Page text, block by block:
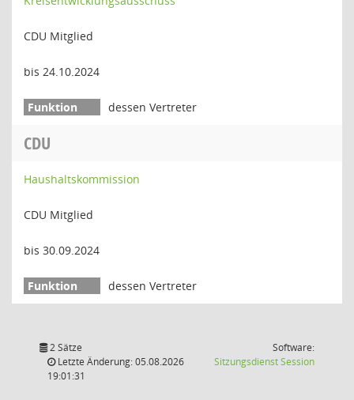
CDU Mitglied
bis 24.10.2024
dessen Vertreter
CDU
Haushaltskommission
CDU Mitglied
bis 30.09.2024
dessen Vertreter
2 Sätze
Letzte Änderung: 05.08.2026
19:01:31
Software:
SitzungsdienstSession(Wird in